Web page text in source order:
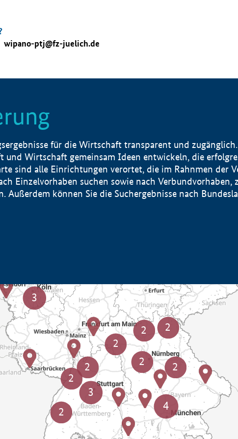
wipano-ptj@fz-juelich.de
für die Wirtschaft transparent und
und Wirtschaft gemeinsam Ideen entwickeln, die
sind alle Einrichtungen verortet, die im Rahnmen der
Einzelvorhaben suchen sowie nach Verbundvorhaben,
Außerdem können Sie die Suchergebnisse nach